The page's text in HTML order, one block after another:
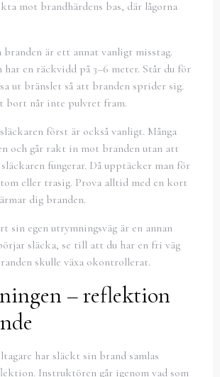
mot brandhärdens bas, där lågorna
är ett annat vanligt misstag.
har en räckvidd på 3–6 meter. Står du för
ut bränslet så att branden sprider sig.
bort når inte pulvret fram.
först är också vanligt. Många
och går rakt in mot branden utan att
fungerar. Då upptäcker man för
eller trasig. Prova alltid med en kort
dig branden.
sin egen utrymningsväg är en annan
släcka, se till att du har en fri väg
skulle växa okontrollerat.
– reflektion
har släckt sin brand samlas
Instruktören går igenom vad som